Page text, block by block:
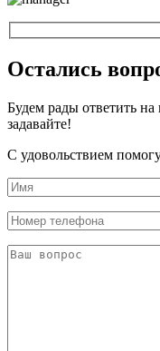
Остались
Будем рады ответить
задавайте!
С удовольствием